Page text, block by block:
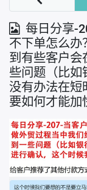
每日分享-
不下单怎么办
到有些客户会
些问题（比如
没有办法在短
要如何才能加